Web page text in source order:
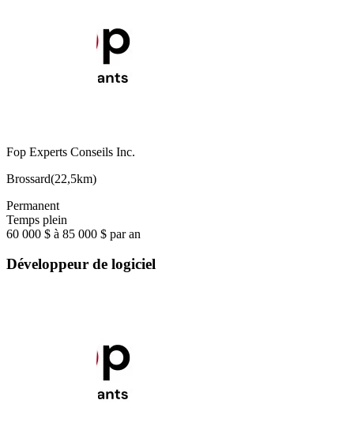
Fop Experts Conseils Inc.
Brossard(22,5km)
Permanent
Temps plein
60 000 $ à 85 000 $ par an
Développeur de logiciel